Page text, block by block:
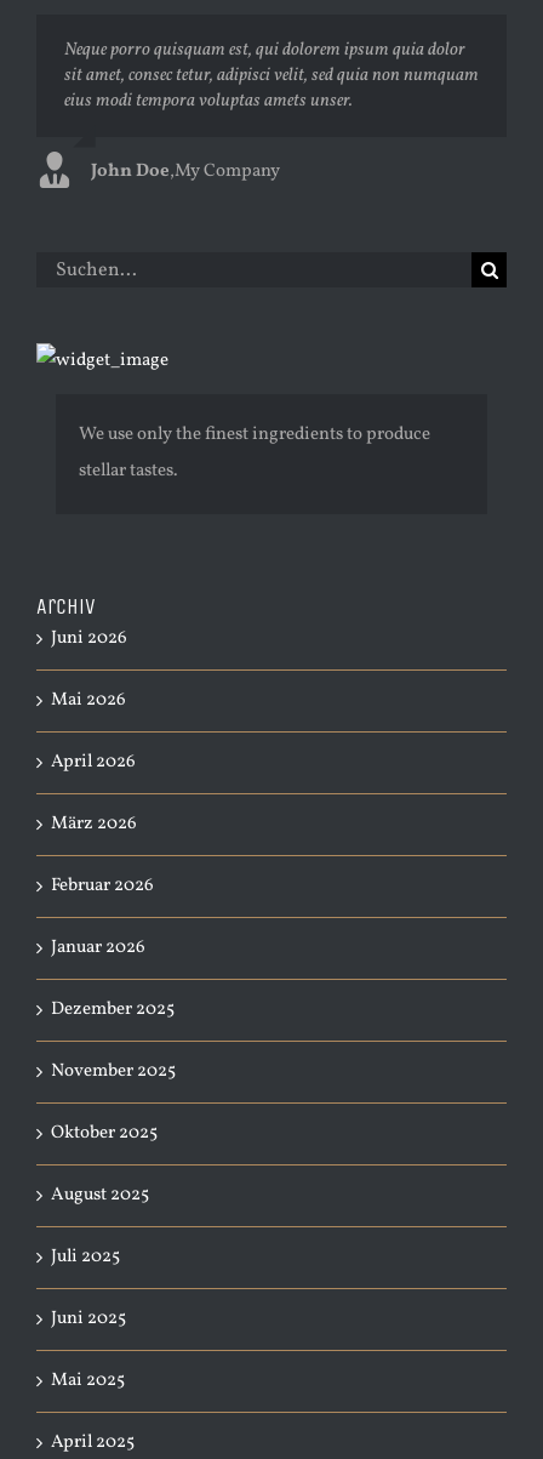
Neque porro quisquam est, qui dolorem ipsum quia dolor
sit amet, consec tetur, adipisci velit, sed quia non numquam
eius modi tempora voluptas amets unser.
John Doe,My Company
Aliquam erat volutpat. Quisque at est id ligula facilisis
laoreet eget pulvinar nibh. Suspendisse at ultrices dui.
Curabitur ac felis arcu sadips ipsums fugiats nemis.
Luke Beck,Theme Fusion
Suche
We use only the finest ingredients to produce
stellar tastes.
Archiv
Juni 2026
Mai 2026
April 2026
März 2026
Februar 2026
Januar 2026
Dezember 2025
November 2025
Oktober 2025
August 2025
Juli 2025
Juni 2025
Mai 2025
April 2025